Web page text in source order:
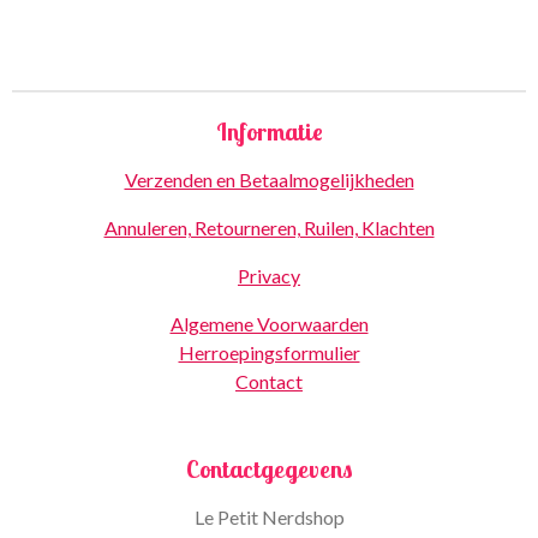
Informatie
Verzenden en Betaalmogelijkheden
Annuleren, Retourneren, Ruilen, Klachten
Privacy
Algemene Voorwaarden
Herroepingsformulier
Contact
Contactgegevens
Le Petit Nerdshop